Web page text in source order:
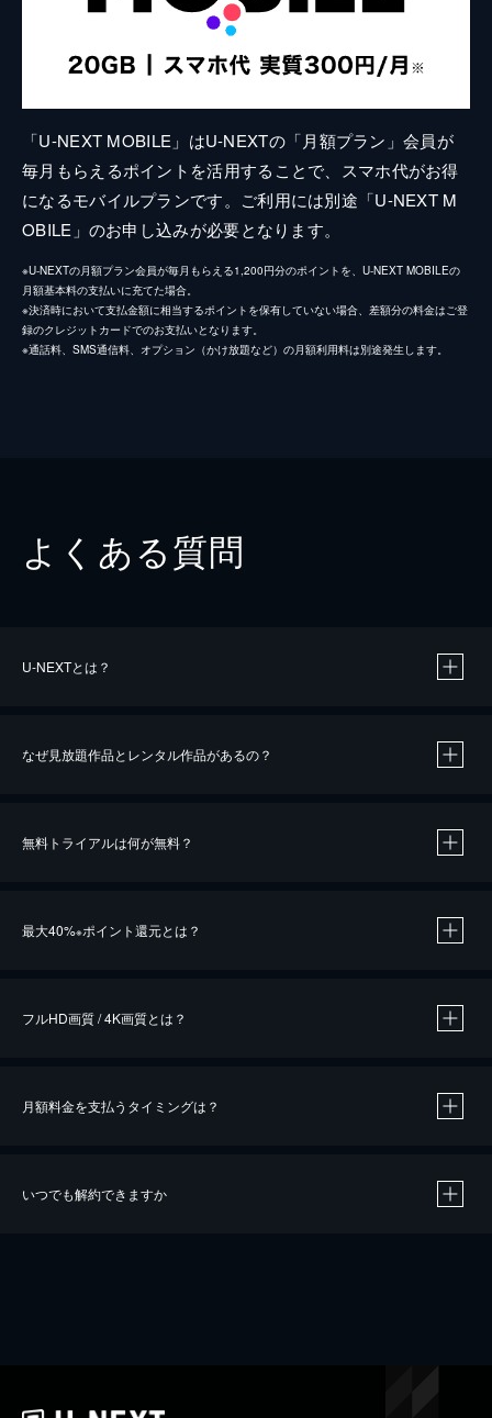
「U-NEXT MOBILE」はU-NEXTの「月額プラン」会員が
毎月もらえるポイントを活用することで、スマホ代がお得
になるモバイルプランです。ご利用には別途「U-NEXT M
OBILE」のお申し込みが必要となります。
※U-NEXTの月額プラン会員が毎月もらえる1,200円分のポイントを、U-NEXT MOBILEの
月額基本料の支払いに充てた場合。
※決済時において支払金額に相当するポイントを保有していない場合、差額分の料金はご登
録のクレジットカードでのお支払いとなります。
※通話料、SMS通信料、オプション（かけ放題など）の月額利用料は別途発生します。
よくある質問
U-NEXTとは？
なぜ見放題作品とレンタル作品があるの？
無料トライアルは何が無料？
最大40%※ポイント還元とは？
※40％ポイント還元の対象は、クレジットカード決済による作品の購入 / レンタルです。
iOSアプリのUコイン決済による作品の購入 / レンタルは、20％のポイント還元です。
フルHD画質 / 4K画質とは？
月額料金を支払うタイミングは？
いつでも解約できますか